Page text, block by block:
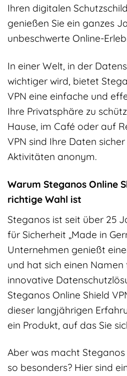
Ihren digitalen
genießen Sie ein ganzes
unbeschwerte Online-
In einer Welt, in der
wichtiger wird, bietet
VPN eine einfache und
Ihre Privatsphäre zu
Hause, im Café oder auf
VPN sind Ihre Daten
Aktivitäten anonym.
Warum Steganos Online
richtige Wahl ist
Steganos ist seit über 25
für Sicherheit „Made in
Unternehmen genießt
und hat sich einen
innovative
Steganos Online Shield
dieser langjährigen
ein Produkt, auf das Sie
Aber was macht Steganos
so besonders? Hier sind